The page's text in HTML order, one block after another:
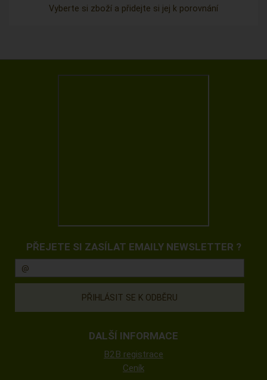
Vyberte si zboží a přidejte si jej k porovnání
PŘEJETE SI ZASÍLAT EMAILY NEWSLETTER ?
DALŠÍ INFORMACE
B2B registrace
Ceník